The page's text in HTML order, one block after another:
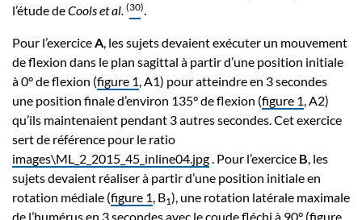
l’étude deCools et al. (30).
Pour l’exerciceA, les sujets devaient exécuter un mouvement
de flexion dans le plan sagittal à partir d’une position initiale
à 0° de flexion (figure 1, A1) pour atteindre en 3 secondes
une position finale d’environ 135° de flexion (figure 1, A2)
qu’ils maintenaient pendant 3 autres secondes. Cet exercice
sert de référence pour le ratio
images\ML_2_2015_45_inline04.jpg. Pour l’exercice B, les
sujets devaient réaliser à partir d’une position initiale en
rotation médiale (figure 1, B1), une rotation latérale maximale
de l’humérus en 3 secondes avec le coude fléchi à 90° (figure